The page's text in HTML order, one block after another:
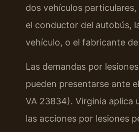
dos vehículos
el conductor del autobús,
vehículo, o el fabricante
Las demandas por
pueden presentarse ante el
VA 23834). Virginia aplica
las acciones por lesiones